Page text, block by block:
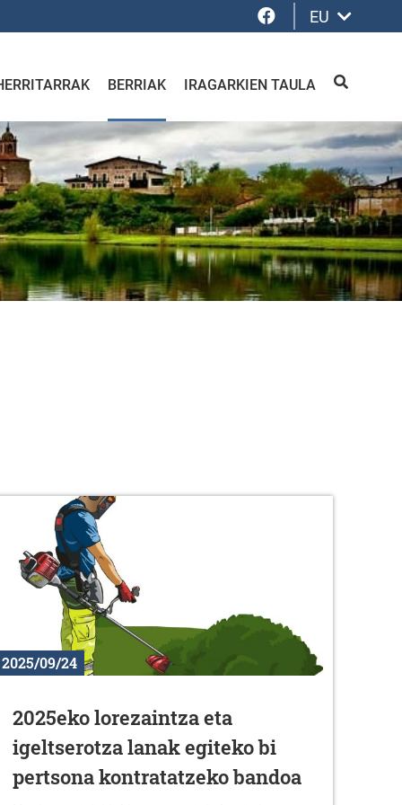
Facebook
EU
BERRIAK IRAGARKIEN TAULA BILATU
2025/09/24
2025eko lorezaintza eta
igeltserotza lanak egiteko bi
pertsona kontratatzeko bandoa